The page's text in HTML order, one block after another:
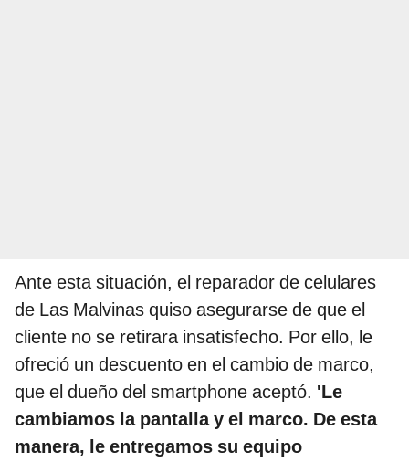
Ante esta situación, el reparador de celulares
de Las Malvinas quiso asegurarse de que el
cliente no se retirara insatisfecho. Por ello, le
ofreció un descuento en el cambio de marco,
que el dueño del smartphone aceptó. 'Le
cambiamos la pantalla y el marco. De esta
manera, le entregamos su equipo